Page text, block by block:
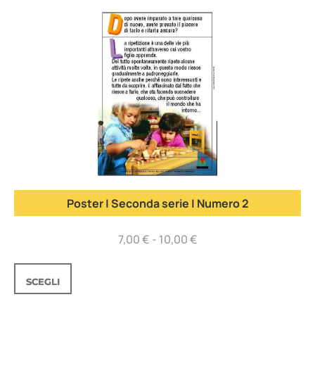
Poster | Seconda serie | Numero 2
7,00€ - 10,00€
SCEGLI